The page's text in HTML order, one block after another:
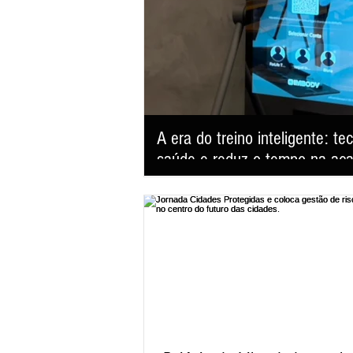
A era do treino inteligente:
saúde e reduz o tempo na
entregar performance, emagrecimento e